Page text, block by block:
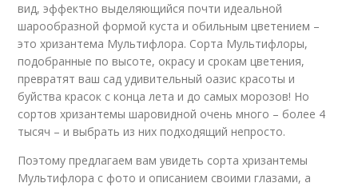
вид, эффектно выделяющийся почти идеальной
шарообразной формой куста и обильным цветением –
это хризантема Мультифлора. Сорта Мультифлоры,
подобранные по высоте, окрасу и срокам цветения,
превратят ваш сад удивительный оазис красоты и
буйства красок с конца лета и до самых морозов! Но
сортов хризантемы шаровидной очень много – более 4
тысяч – и выбрать из них подходящий непросто.
Поэтому предлагаем вам увидеть сорта хризантемы
Мультифлора с фото и описанием своими глазами, а